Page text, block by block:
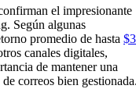
el impresionante
Según algunas
promedio de hasta
canales digitales,
de mantener una
correos bien